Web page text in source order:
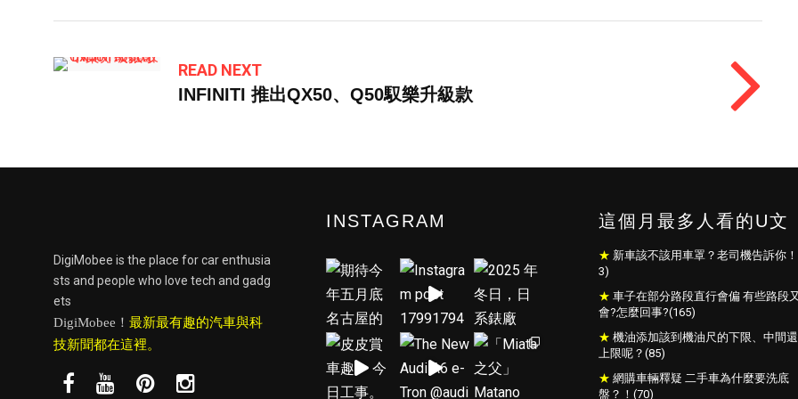
READ NEXT
INFINITI 推出QX50、Q50馭樂升級款
DigiMobee is the place for car enthusia
sts and people who love tech and gadg
ets
DigiMobee！ 最新最有趣的汽車與科
技新聞都在這裡。
INSTAGRAM 這個月最多人看的U文
新車該不該用車罩？老司機告訴你
3)
車子在部分路段直行會偏 有些路段
會?怎麼回事?(165)
機油添加該到機油尺的下限、中間
上限呢？(85)
網購車輛釋疑 二手車為什麼要洗底
盤？！(70)